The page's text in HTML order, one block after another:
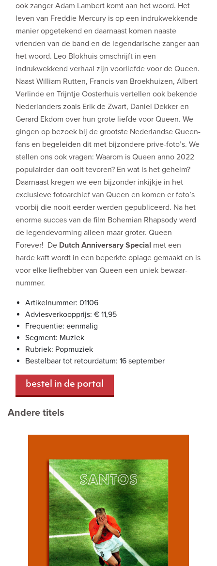
ook zanger Adam Lambert komt aan het woord. Het
leven van Freddie Mercury is op een indrukwekkende
manier opgetekend en daarnaast komen naaste
vrienden van de band en de legendarische zanger aan
het woord. Leo Blokhuis omschrijft in een
indrukwekkend verhaal zijn voorliefde voor de Queen.
Naast William Rutten, Francis van Broekhuizen, Albert
Verlinde en Trijntje Oosterhuis vertellen ook bekende
Nederlanders zoals Erik de Zwart, Daniel Dekker en
Gerard Ekdom over hun grote liefde voor Queen. We
gingen op bezoek bij de grootste Nederlandse Queen-
fans en begeleiden dit met bijzondere prive-foto’s. We
stellen ons ook vragen: Waarom is Queen anno 2022
populairder dan ooit tevoren? En wat is het geheim?
Daarnaast kregen we een bijzonder inkijkje in het
exclusieve fotoarchief van Queen en komen er foto’s
voorbij die nooit eerder werden gepubliceerd. Na het
enorme succes van de film Bohemian Rhapsody werd
de legendevorming alleen maar groter. Queen
Forever! De Dutch Anniversary Special met een
harde kaft wordt in een beperkte oplage gemaakt en is
voor elke liefhebber van Queen een uniek bewaar-
nummer.
Artikelnummer: 01106
Adviesverkoopprijs: € 11,95
Frequentie: eenmalig
Segment: Muziek
Rubriek: Popmuziek
Bestelbaar tot retourdatum: 16 september
bestel in de portal
Andere titels